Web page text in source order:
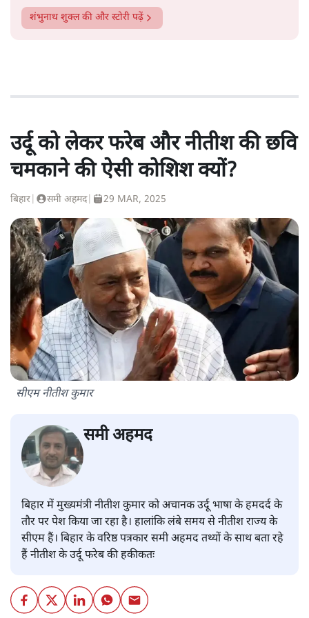
शंभुनाथ शुक्लकी और स्टोरी पढ़ें
उर्दू को लेकर फरेब और नीतीश की छवि
चमकाने की ऐसी कोशिश क्यों?
बिहार समी अहमद| 29 MAR, 2025
सीएम नीतीश कुमार
समी अहमद
बिहार में मुख्यमंत्री नीतीश कुमार को अचानक उर्दू भाषा के हमदर्द के
तौर पर पेश किया जा रहा है। हालांकि लंबे समय से नीतीश राज्य के
सीएम हैं। बिहार के वरिष्ठ पत्रकार समी अहमद तथ्यों के साथ बता रहे
हैं नीतीश के उर्दू फरेब की हकीकतः